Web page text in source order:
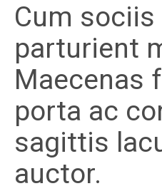
Cum
parturient
Maecenas
porta ac
sagittis
auctor.